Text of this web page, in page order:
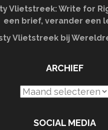
Vlietstreek: Write for
een brief, verander een
Vlietstreek bij
ARCHIEF
Archief
SOCIAL MEDIA